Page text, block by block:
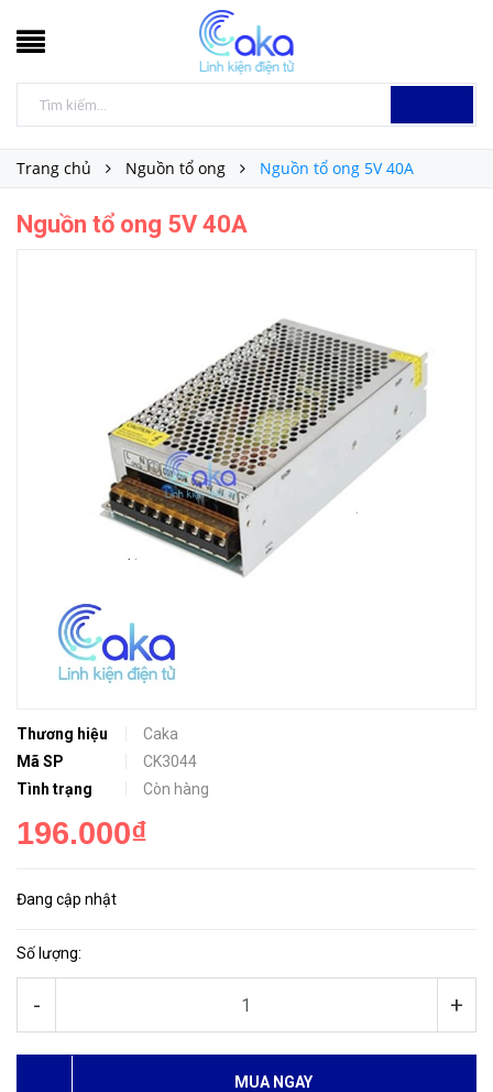
Trang chủ Nguồn tổ ong Nguồn tổ ong 5V 40A
Nguồn tổ ong 5V 40A
Thương hiệu
Caka
Mã SP
CK3044
Tình trạng
Còn hàng
196.000₫
Đang cập nhật
Số lượng:
- +
MUA NGAY